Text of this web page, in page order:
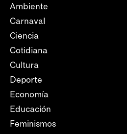
Ambiente
Carnaval
Ciencia
Cotidiana
Cultura
Deporte
Economía
Educación
Feminismos